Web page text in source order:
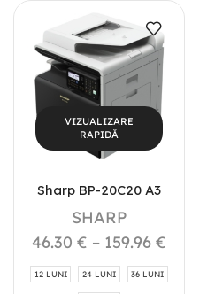
VIZUALIZARE
RAPIDĂ
Sharp BP-20C20 A3
SHARP
46.30 € – 159.96 €
12 LUNI 24 LUNI 36 LUNI